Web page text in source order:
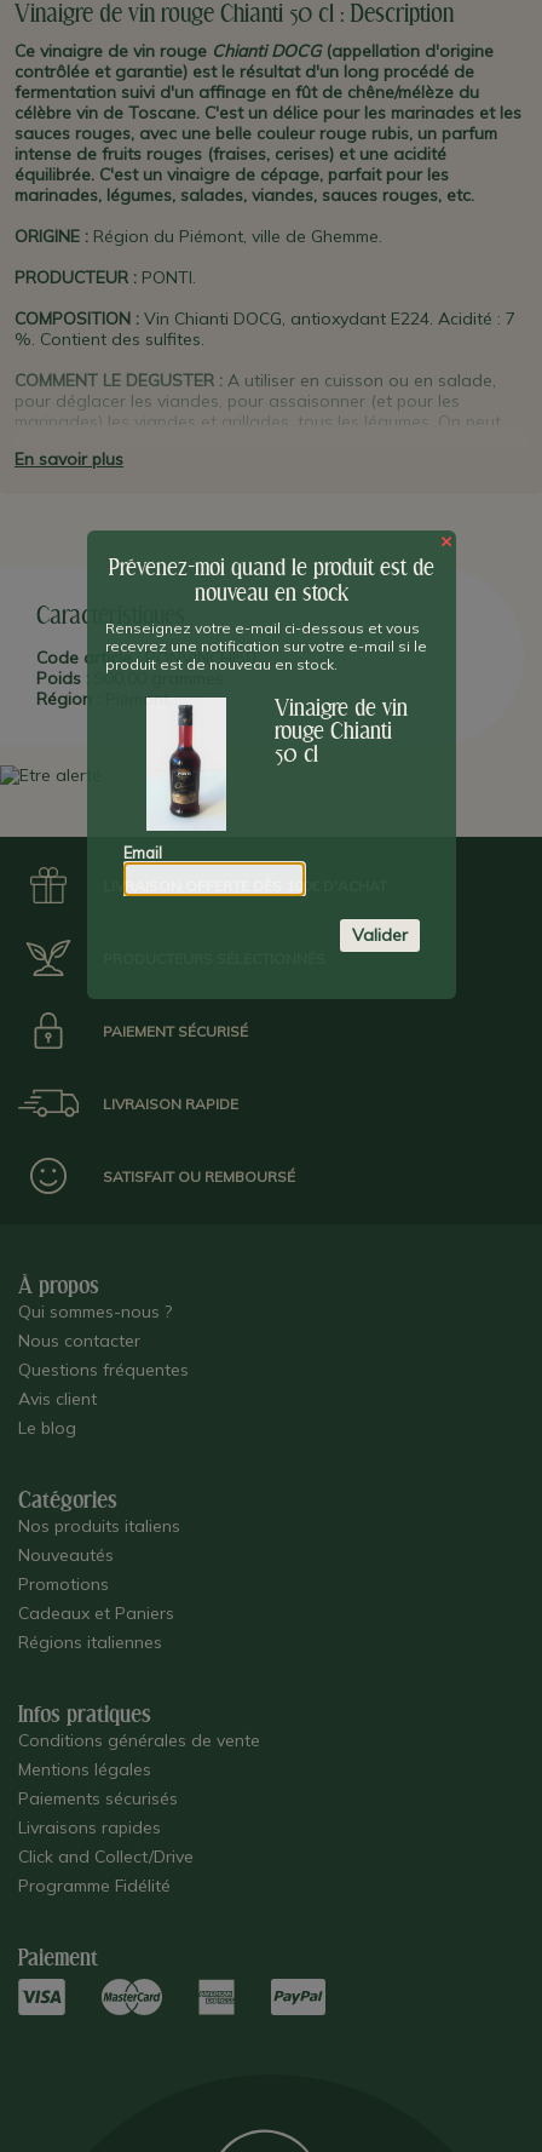
Vinaigre de vin rouge Chianti 50 cl : Description
Ce vinaigre de vin rouge Chianti DOCG(appellation d'origine
contrôlée et garantie) est le résultat d'un long procédé de
fermentation suivi d'un affinage en fût de chêne/mélèze du
célèbre vin de Toscane. C'est un délice pour les marinades et les
sauces rouges, avec une belle couleur rouge rubis, un parfum
intense de fruits rouges (fraises, cerises) et une acidité
équilibrée. C'est un vinaigre de cépage, parfait pour les
marinades, légumes, salades, viandes, sauces rouges, etc.
ORIGINE : Région du Piémont, ville de Ghemme.
PRODUCTEUR : PONTI.
COMPOSITION : Vin Chianti DOCG, antioxydant E224. Acidité : 7
%. Contient des sulfites.
COMMENT LE DEGUSTER : A utiliser en cuisson ou en salade,
pour déglacer les viandes, pour assaisonner (et pour les
marinades) les viandes et grillades, tous les légumes. On peut
fruits rouges (fraises par ex.) quelques heures avant
créa
Un développement continu en a fait un acteur
reconnu au niveau international. Son siège est toujours à
Ghemme , dans les environs deNovara(Piémont
génération de Ponti qui est aux commandes.
En savoir plus
Caractéristiques
Code article : PONVINCHI50
Poids :
900,00 grammes
Région :
Piémont
PAIEMENT SÉCURISÉ
LIVRAISON RAPIDE
SATISFAIT OU REMBOURSÉ
À propos
Qui sommes-nous ?
Nous contacter
Questions fréquentes
Avis client
Le blog
Catégories
Nos produits italiens
Nouveautés
Promotions
Cadeaux et Paniers
Régions italiennes
Infos pratiques
Conditions générales de vente
Mentions légales
Paiements sécurisés
Livraisons rapides
Click and Collect/Drive
Programme Fidélité
Paiement
×
Prévenez-moi quand le produit est de
nouveau en stock
Renseignez votre e-mail ci-dessous et vous
recevrez une notification sur votre e-mail si le
produit est de nouveau en stock.
Vinaigre de vin
rouge Chianti
50 cl
Email
Valider